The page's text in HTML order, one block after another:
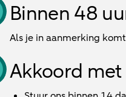
Binnen 48
Als je in aanmerking
Akkoord met